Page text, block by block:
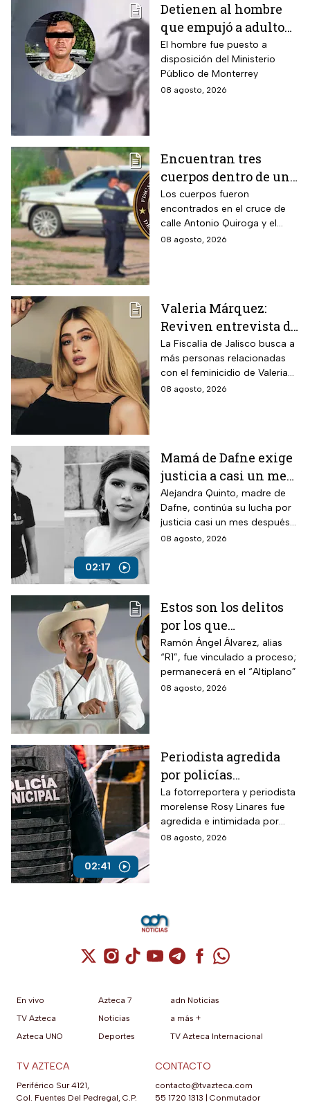
Detienen al hombre
que empujó a adulto
mayor frente a un
tráiler en Monterrey
El hombre fue puesto a
disposición del Ministerio
Público de Monterrey
08 agosto, 2026
Encuentran tres
cuerpos dentro de una
camioneta de lujo en
Hermosillo;
investigan posible
riña
Los cuerpos fueron
encontrados en el cruce de
calle Antonio Quiroga y el
Boulevard Camino del Serie
08 agosto, 2026
Valeria Márquez:
Reviven entrevista de
Vivian de la torre en
donde se deslindó del
feminicidio de su
amiga
La Fiscalía de Jalisco busca a
más personas relacionadas
con el feminicidio de Valeria
Márquez, mientras vuelve a
08 agosto, 2026
02:17
Mamá de Dafne exige
justicia a casi un mes
de la muerte de su hija
Alejandra Quinto, madre de
Dafne, continúa su lucha por
justicia casi un mes después
del fallecimiento de su hija.
08 agosto, 2026
Estos son los delitos
por los que
vincularon a proceso
al “R1″, presunto autor
intelectual del
asesinato de Carlos
Ramón Ángel Álvarez, alias
“R1”, fue vinculado a proceso;
permanecerá en el “Altiplano”
08 agosto, 2026
02:41
Periodista agredida
por policías
municipales
La fotorreportera y periodista
morelense Rosy Linares fue
agredida e intimidada por
elementos de la policía
08 agosto, 2026
Cuenta de X / Twitter (se abre en una
Cuenta de Instagram (se abre en una
Cuenta de TikTok (se abre en
Cuenta de YouTube (se abre
Cuenta de Telegram (se
Cuenta de
Cuenta de
En vivo
TV Azteca
Azteca UNO
Azteca 7
Noticias
Deportes
adn Noticias
a más +
TV Azteca Internacional
TV AZTECA
Periférico Sur 4121,
Col. Fuentes Del Pedregal, C.P.
CONTACTO
contacto@tvazteca.com
55 1720 1313
Conmutador